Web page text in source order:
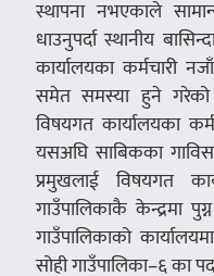
स्थापना नभएकाले
धाउनुपर्दा स्थानीय
कार्यालयका कर्मचारी
समेत समस्या हुने गरेको
विषयगत कार्यालयका
यसअघि साबिकका
प्रमुखलाई विषयगत
गाउँपालिकाकै केन्द्रमा
गाउँपालिकाको
सोही गाउँपालिका–६ का